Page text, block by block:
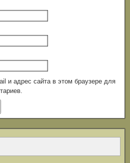
и адрес сайта в этом браузере для